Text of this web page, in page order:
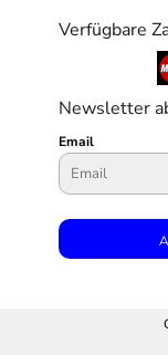
Verfügbare
Newsletter
Email